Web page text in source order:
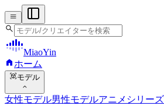
menu
search
MiaoYin
home ホーム
view_in_arモデル
expand_more
女性モデル男性モデルアニメシリーズ